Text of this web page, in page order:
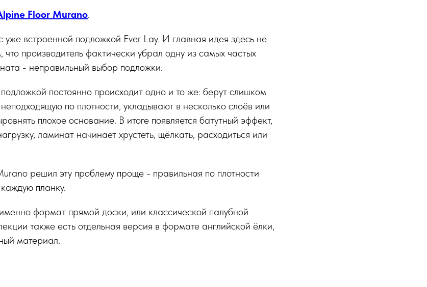
Floor Murano.
уже встроенной подложкой Ever Lay. И главная идея здесь не
что производитель фактически убрал одну из самых частых
- неправильный выбор подложки.
постоянно происходит одно и то же: берут слишком
по плотности, укладывают в несколько слоёв или
плохое основание. В итоге появляется батутный эффект,
ламинат начинает хрустеть, щёлкать, расходиться или
решил эту проблему проще - правильная по плотности
планку.
формат прямой доски, или классической палубной
также есть отдельная версия в формате английской ёлки,
материал.